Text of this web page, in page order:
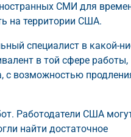
СМИ для
на территории США.
специалист в какой-
в той сфере работы,
с возможностью
Работодатели США
найти достаточное